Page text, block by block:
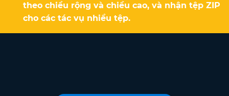
theo chiều rộng và chiều cao, và nhận tệp ZIP
cho các tác vụ nhiều tệp.